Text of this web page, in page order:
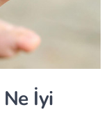
İyi